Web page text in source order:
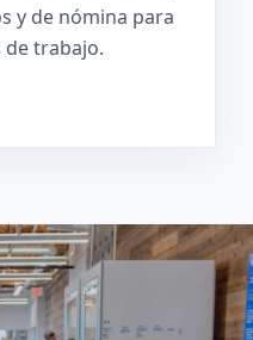
y de nómina para
trabajo.